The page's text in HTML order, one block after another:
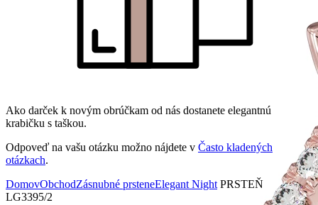
Ako darček k novým obrúčkam od nás dostanete elegantnú
krabičku s taškou.
Odpoveď na vašu otázku možno nájdete v Často kladených
otázkach.
DomovObchodZásnubné prsteneElegant Night PRSTEŇ
LG3395/2